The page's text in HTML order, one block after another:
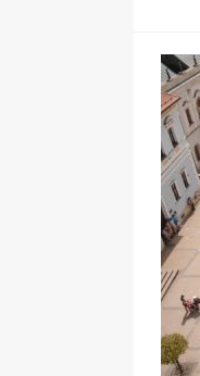
content